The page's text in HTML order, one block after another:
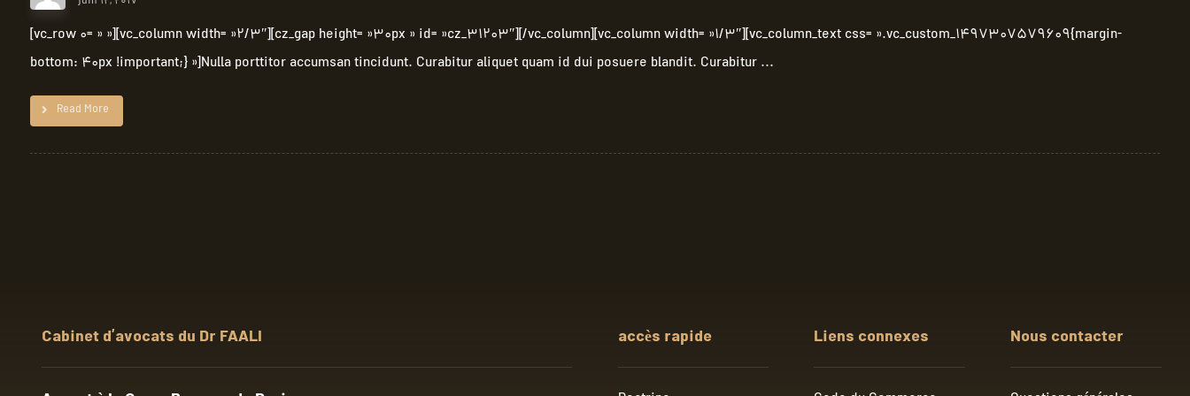
[vc_row 0= » »][vc_column width= »2/3″][cz_gap height= »30px » id= »cz_31203″][/vc_column][vc_column width= »1/3″][vc_column_text css= ».vc_custom_1497307579609{margin-
bottom: 40px !important;} »]Nulla porttitor accumsan tincidunt. Curabitur aliquet quam id dui posuere blandit. Curabitur ...
Read More
Cabinet d’avocats du Dr FAALI accès rapide Liens connexes Nous contacter